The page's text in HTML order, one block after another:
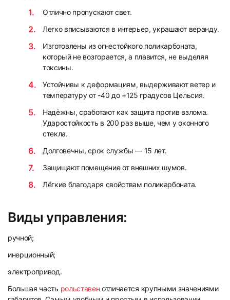
Отлично пропускают свет.
Легко вписываются в интерьер, украшают веранду.
Изготовлены из огнестойкого поликарбоната,
который не возгорается, а плавится, не выделяя
токсины.
Устойчивы к деформациям, выдерживают ветер и
температуру от -40 до +125 градусов Цельсия.
Надёжны, сработают как защита против взлома.
Ударостойкость в 200 раз выше, чем у оконного
стекла.
Долговечны, срок службы — 15 лет.
Защищают помещение от внешних шумов.
Лёгкие благодаря свойствам поликарбоната.
Виды управления:
ручной;
инерционный;
электропривод.
Большая часть рольставен отличается крупными значениями